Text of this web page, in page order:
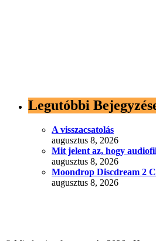
Legutóbbi
A visszacsatolás
augusztus 8, 2026
Mit jelent az, hogy
augusztus 8, 2026
Moondrop Discdream 2
augusztus 8, 2026